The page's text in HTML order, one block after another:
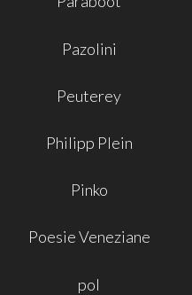
Pazolini
Peuterey
Philipp Plein
Pinko
Poesie Veneziane
pol